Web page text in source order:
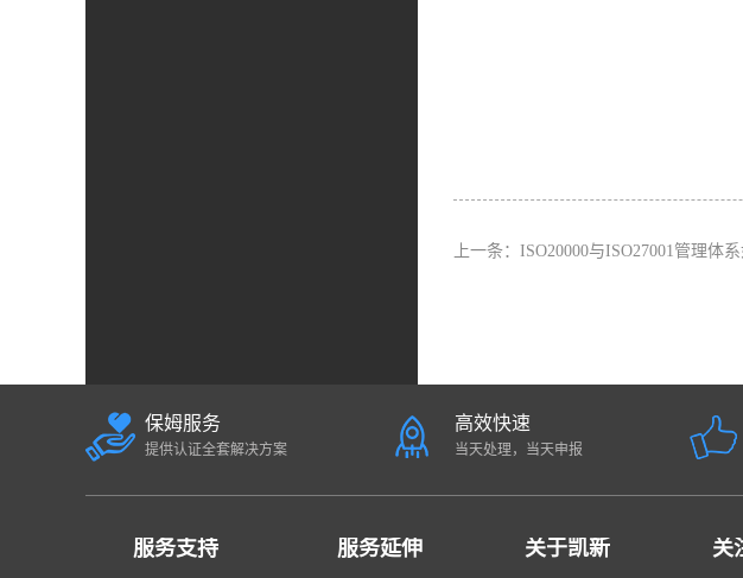
上一条： ISO20000与ISO27001管理体
保姆服务
提供认证全套解决方案
高效快速
当天处理，当天申报
服务支持 服务延伸 关于凯新 关